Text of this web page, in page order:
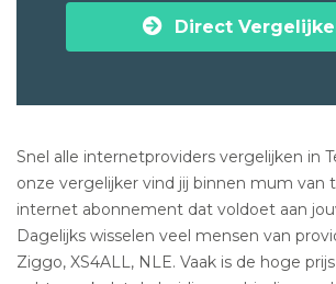
Direct
Snel alle internetproviders vergelijken in
onze vergelijker vind jij binnen mum van
internet abonnement dat voldoet aan
Dagelijks wisselen veel mensen van
Ziggo, XS4ALL, NLE. Vaak is de hoge